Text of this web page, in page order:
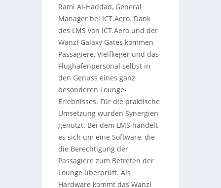
Rami Al-Haddad, General
Manager bei ICT.Aero. Dank
des LMS von ICT.Aero und der
Wanzl Galaxy Gates kommen
Passagiere, Vielflieger und das
Flughafenpersonal selbst in
den Genuss eines ganz
besonderen Lounge-
Erlebnisses. Für die praktische
Umsetzung wurden Synergien
genutzt. Bei dem LMS handelt
es sich um eine Software, die
die Berechtigung der
Passagiere zum Betreten der
Lounge überprüft. Als
Hardware kommt das Wanzl